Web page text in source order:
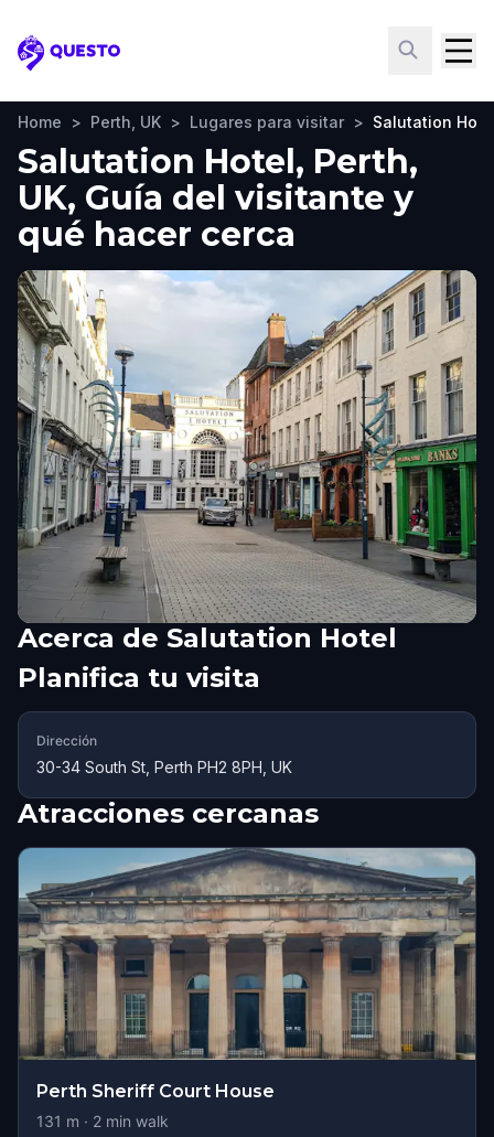
Questo
Home > Perth, UK > Lugares para visitar > Salutation
Salutation Hotel, Perth,
UK, Guía del visitante y
qué hacer cerca
Acerca de Salutation Hotel
Planifica tu visita
Dirección
30-34 South St, Perth PH2 8PH, UK
Atracciones cercanas
Perth Sheriff Court House
131 m · 2 min walk